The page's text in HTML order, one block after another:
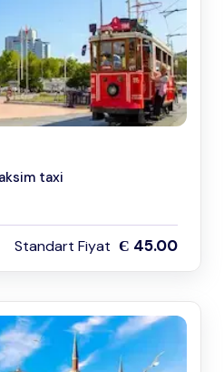
taxi
Standart Fiyat Є 45.00